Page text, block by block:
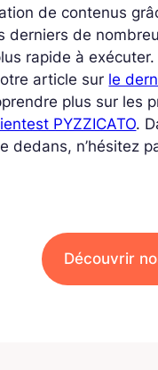
de contenus
derniers de
rapide à
article sur le
plus sur les
PYZZICATO.
dedans, n’hésitez
Découvrir